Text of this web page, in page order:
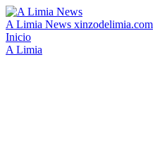
A Limia News xinzodelimia.com
Inicio
A Limia